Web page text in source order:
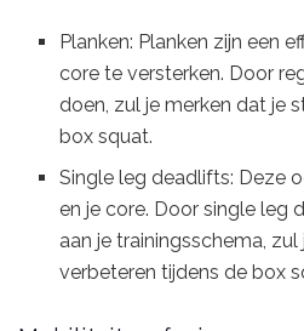
Planken: Planken zijn een
core te versterken. Door
doen, zul je merken dat je
box squat.
Single leg deadlifts: Deze
en je core. Door single leg
aan je trainingsschema,
verbeteren tijdens de box